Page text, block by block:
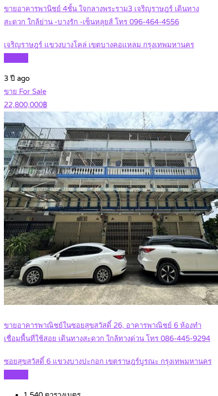
ขายอาคารพานิชย์ 4ชั้น ใจกลางพระราม3 เจริญราษฎร์ เดินทาง
สะดวก ใกล้ย่าน -บางรัก -เซ็นหลุยส์ โทร 096-464-4556
เจริญราษฎร์ แขวงบางโคล่ เขตบางคอแหลม กรุงเทพมหานคร
3 ปี ago
ขาย For Sale
22,800,000฿
ขายอาคารพาณิชย์ในซอยสุขสวัสดิ์ 26, อาคารพาณิชย์ 6 ห้องทำ
เชื่อมพื้นที่ใช้สอย เดินทางสะดวก ใกล้ทางด่วน โทร 086-445-9294
ซอยสุขสวัสดิ์ 6 แขวงบางปะกอก เขตราษฎร์บูรณะ กรุงเทพมหานคร